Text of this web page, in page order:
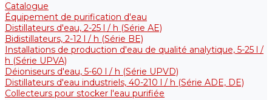
Catalogue
Équipement de purification d'eau
Distillateurs d'eau, 2-25 l / h (Série АE)
Bidistillateurs, 2-12 l / h (Série BE)
Installations de production d'eau de qualité analytique, 5-25 l /
h (Série UPVA)
Déioniseurs d'eau, 5-60 l / h (Série UPVD)
Distillateurs d'eau industriels, 40-210 l / h (Série ADE, DE)
Collecteurs pour stocker l'eau purifiée